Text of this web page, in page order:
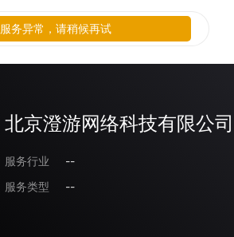
北京澄游网络科技有限公司
服务行业
--
服务类型
--
服务异常，请稍候再试